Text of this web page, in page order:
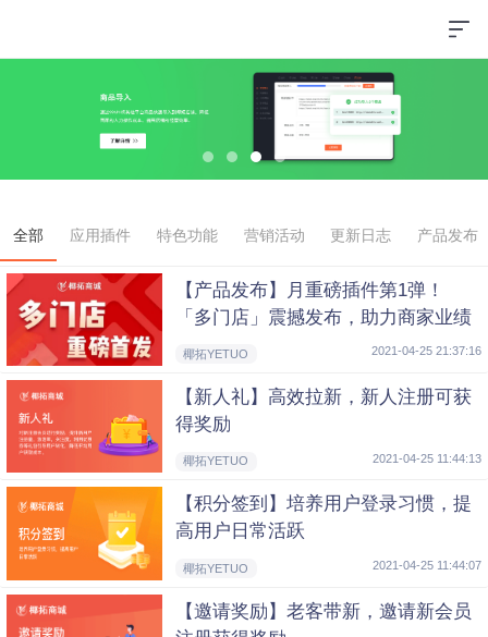
全部 应用插件 特色功能 营销活动 更新日志 产品发布
【产品发布】月重磅插件第1弹！
「多门店」震撼发布，助力商家业绩
轻松翻倍！
椰拓YETUO 2021-04-25 21:37:16
【新人礼】高效拉新，新人注册可获
得奖励
椰拓YETUO 2021-04-25 11:44:13
【积分签到】培养用户登录习惯，提
高用户日常活跃
椰拓YETUO 2021-04-25 11:44:07
【邀请奖励】老客带新，邀请新会员